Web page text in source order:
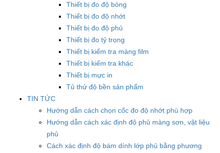
Thiết bị đo độ bóng
Thiết bị đo độ nhớt
Thiết bị đo độ phủ
Thiết bị đo tỷ trọng
Thiết bị kiểm tra màng film
Thiết bị kiểm tra khác
Thiết bị mực in
Tủ thử độ bền sản phẩm
TIN TỨC
Hướng dẫn cách chọn cốc đo độ nhớt phù hợp
Hướng dẫn cách xác định độ phủ màng sơn, vật liệu
phủ
Cách xác định độ bám dính lớp phủ bằng phương